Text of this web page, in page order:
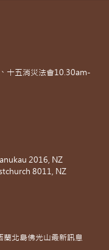
十五消災法會10.30am-
2016, NZ
8011, NZ
蘭北島佛光山最新訊息